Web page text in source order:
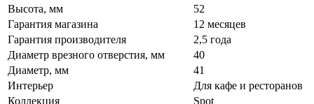
Высота, мм
52
Гарантия магазина
12 месяцев
Гарантия производителя
2,5 года
Диаметр врезного отверстия, мм
40
Диаметр, мм
41
Интерьер
Для кафе и ресторанов
Коллекция
Spot